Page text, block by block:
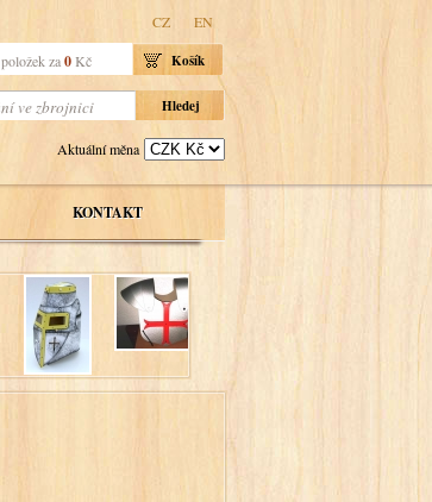
CZ EN
Košík
položek za0 Kč
Aktuální měna
KONTAKT